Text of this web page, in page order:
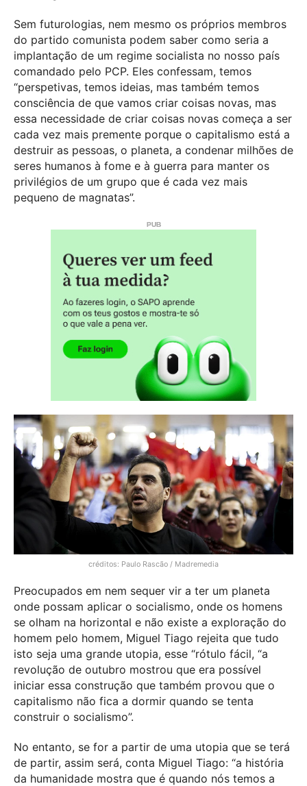
Sem futurologias, nem mesmo os próprios membros
do partido comunista podem saber como seria a
implantação de um regime socialista no nosso país
comandado pelo PCP. Eles confessam, temos
“perspetivas, temos ideias, mas também temos
consciência de que vamos criar coisas novas, mas
essa necessidade de criar coisas novas começa a ser
cada vez mais premente porque o capitalismo está a
destruir as pessoas, o planeta, a condenar milhões de
seres humanos à fome e à guerra para manter os
privilégios de um grupo que é cada vez mais
pequeno de magnatas”.
créditos: Paulo Rascão / Madremedia
Preocupados em nem sequer vir a ter um planeta
onde possam aplicar o socialismo, onde os homens
se olham na horizontal e não existe a exploração do
homem pelo homem, Miguel Tiago rejeita que tudo
isto seja uma grande utopia, esse “rótulo fácil, “a
revolução de outubro mostrou que era possível
iniciar essa construção que também provou que o
capitalismo não fica a dormir quando se tenta
construir o socialismo”.
No entanto, se for a partir de uma utopia que se terá
de partir, assim será, conta Miguel Tiago: “a história
da humanidade mostra que é quando nós temos a